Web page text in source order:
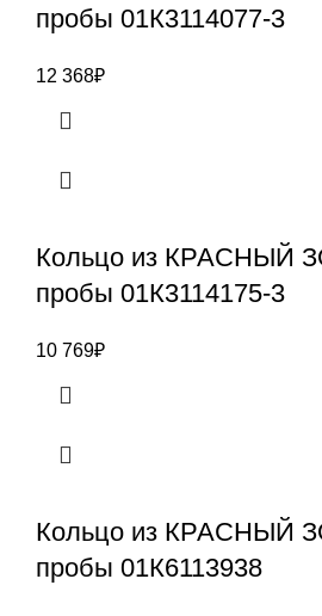
пробы 01К3114077-3
12 368₽
Кольцо из КРАСНЫЙ
пробы 01К3114175-3
10 769₽
Кольцо из КРАСНЫЙ
пробы 01К6113938